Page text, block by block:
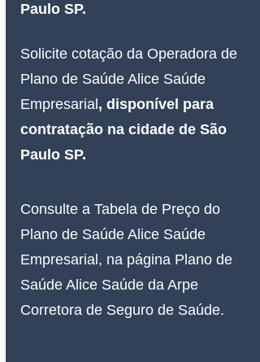
Paulo SP.
Solicite cotação da Operadora de
Plano de Saúde Alice Saúde
Empresarial , disponível para
contratação na cidade de São
Paulo SP.
Consulte a Tabela de Preço do
Plano de Saúde Alice Saúde
Empresarial, na página Plano de
Saúde Alice Saúde da Arpe
Corretora de Seguro de Saúde.